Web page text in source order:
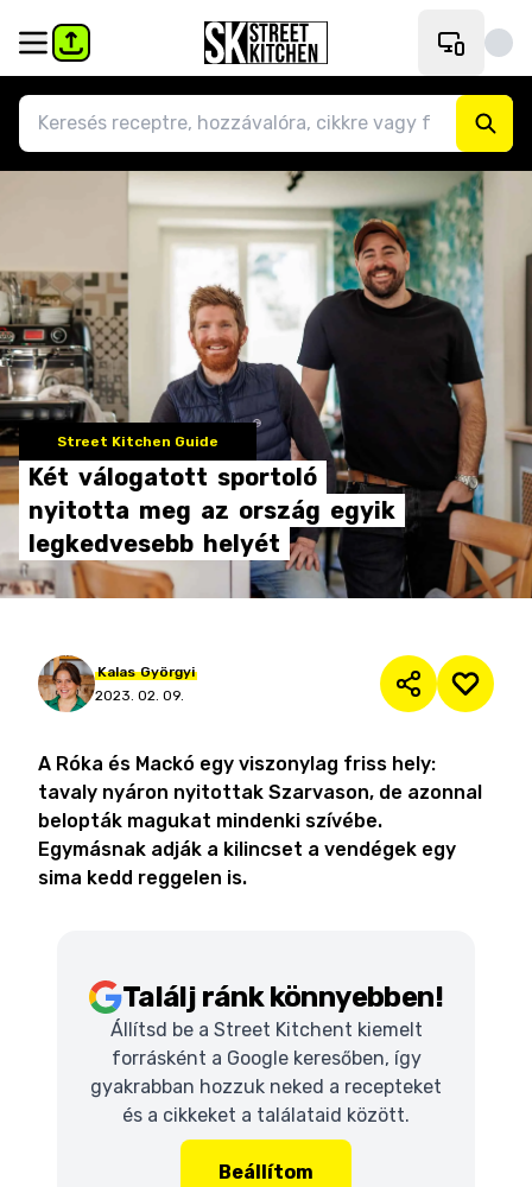
Street Kitchen Guide
Két válogatott sportoló
nyitotta meg az ország egyik
legkedvesebb helyét
Kalas Györgyi
2023. 02. 09.
A Róka és Mackó egy viszonylag friss hely:
tavaly nyáron nyitottak Szarvason, de azonnal
belopták magukat mindenki szívébe.
Egymásnak adják a kilincset a vendégek egy
sima kedd reggelen is.
Találj ránk könnyebben!
Állítsd be a Street Kitchent kiemelt
forrásként a Google keresőben, így
gyakrabban hozzuk neked a recepteket
és a cikkeket a találataid között.
Beállítom